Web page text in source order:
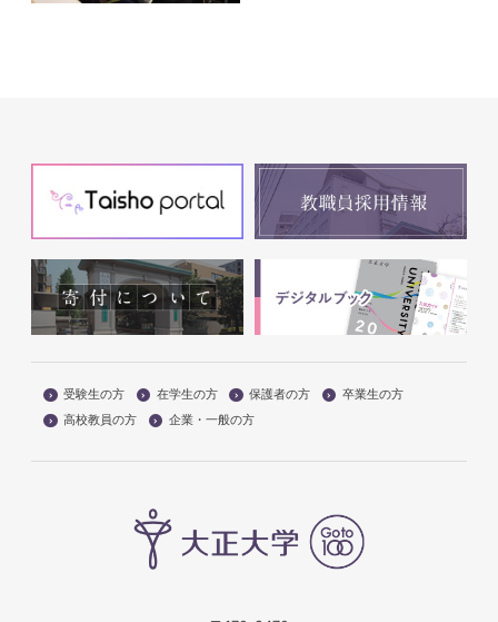
受験生の方 在学生の方 保護者の方
卒業生の方
高校教員の方
企業・一般の方